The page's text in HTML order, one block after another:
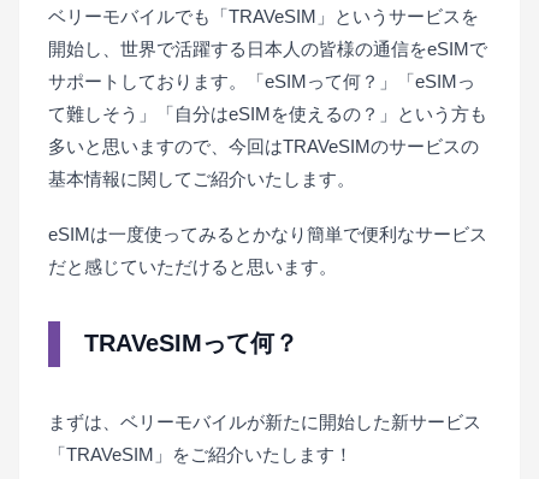
ベリーモバイルでも「TRAVeSIM」というサービスを
開始し、世界で活躍する日本人の皆様の通信をeSIMで
サポートしております。「eSIMって何？」「eSIMっ
て難しそう」「自分はeSIMを使えるの？」という方も
多いと思いますので、今回はTRAVeSIMのサービスの
基本情報に関してご紹介いたします。
eSIMは一度使ってみるとかなり簡単で便利なサービス
だと感じていただけると思います。
TRAVeSIMって何？
まずは、ベリーモバイルが新たに開始した新サービス
「TRAVeSIM」をご紹介いたします！